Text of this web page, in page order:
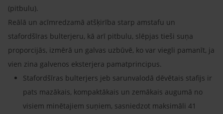
(pitbulu).
Reālā un acīmredzamā atšķirība starp amstafu un
stafordšīras bulterjeru, kā arī pitbulu, slēpjas tieši suņa
proporcijās, izmērā un galvas uzbūvē, ko var viegli pamanīt, ja
vien zina galvenos eksterjera pamatprincipus.
Stafordšīras bulterjers jeb sarunvalodā dēvētais stafijs ir
pats mazākais, kompaktākais un zemākais augumā no
visiem minētajiem suņiem, sasniedzot maksimāli 41